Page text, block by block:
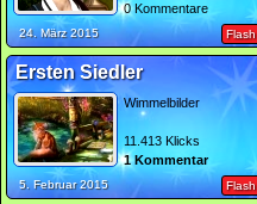
0 Kommentare
24. März 2015 Flash
Ersten Siedler
Wimmelbilder
11.413 Klicks
1 Kommentar
5. Februar 2015 Flash